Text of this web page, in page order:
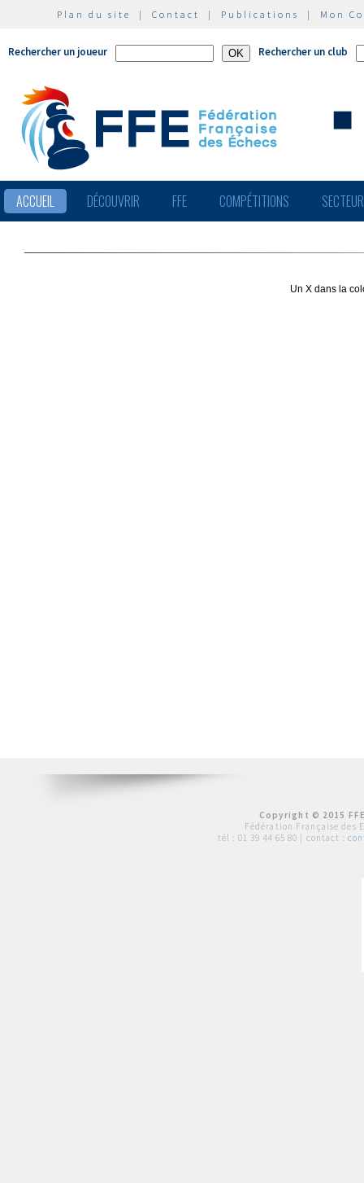
Plan du site | Contact | Publications | Mon
Rechercher un joueur Rechercher un club
ACCUEIL DÉCOUVRIR FFE COMPÉTITIONS
Un X dans la
Copyright © 2015
Fédération Française des
tél : 01 39 44 65 80 | contact :